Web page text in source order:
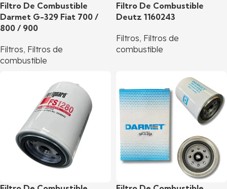
Filtro De Combustible
Darmet G-329 Fiat 700 /
800 / 900
Filtros, Filtros de
combustible
Filtro De Combustible
Deutz 1160243
Filtros, Filtros de
combustible